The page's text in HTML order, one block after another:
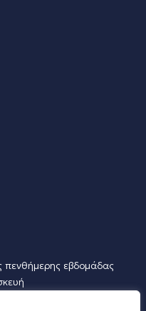
πενθήμερης εβδομάδας